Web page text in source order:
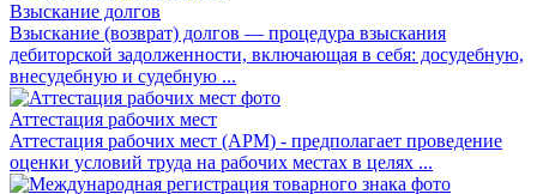
Взыскание долгов
Взыскание (возврат) долгов — процедура взыскания
дебиторской задолженности, включающая в себя: досудебную,
внесудебную и судебную ...
Аттестация рабочих мест
Аттестация рабочих мест (АРМ) - предполагает проведение
оценки условий труда на рабочих местах в целях ...